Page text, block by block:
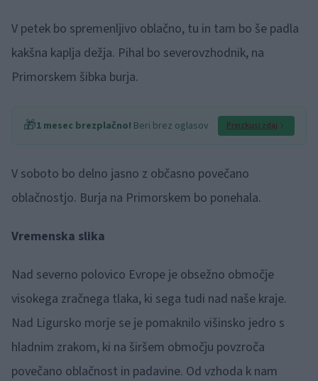
V petek bo spremenljivo oblačno, tu in tam bo še padla
kakšna kaplja dežja. Pihal bo severovzhodnik, na
Primorskem šibka burja.
🎁1 mesec brezplačno! Beri brez oglasov Preizkusi zdaj
V soboto bo delno jasno z občasno povečano
oblačnostjo. Burja na Primorskem bo ponehala.
Vremenska slika
Nad severno polovico Evrope je obsežno območje
visokega zračnega tlaka, ki sega tudi nad naše kraje.
Nad Ligursko morje se je pomaknilo višinsko jedro s
hladnim zrakom, ki na širšem območju povzroča
povečano oblačnost in padavine. Od vzhoda k nam